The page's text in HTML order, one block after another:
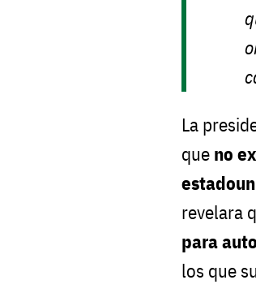
La
que no
revelara
para
los que